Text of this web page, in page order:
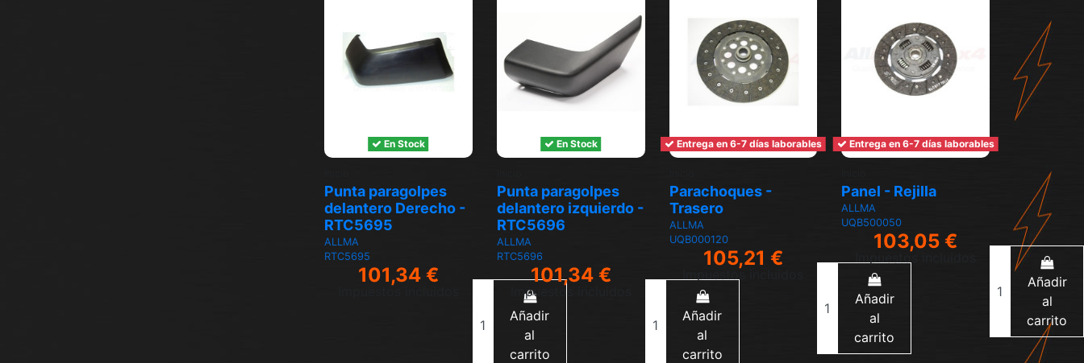
En Stock
Punta paragolpes
delantero Derecho -
RTC5695
ALLMA
RTC5695
101,34 €
Añadir
al
carrito
En Stock
Punta paragolpes
delantero izquierdo -
RTC5696
ALLMA
RTC5696
101,34 €
Impuestos incluidos
Añadir
al
carrito
Entrega en 6-7 días laborables
Parachoques -
Trasero
ALLMA
UQB000120
105,21 €
Añadir
al
carrito
Entrega en 6-7 días laborables
Panel - Rejilla
ALLMA
UQB500050
103,05 €
Añadir
al
carrito